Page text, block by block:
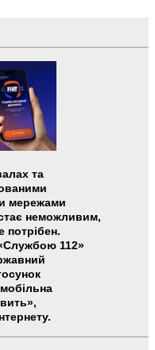
та
мережами
неможливим,
потрібен.
«Службою 112»